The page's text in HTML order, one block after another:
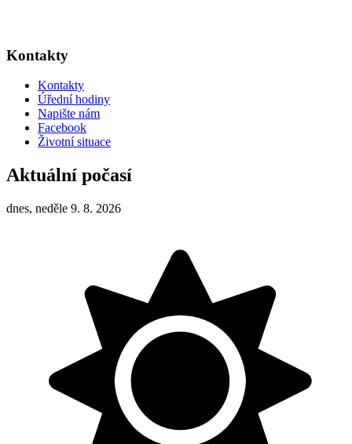
Kontakty
Kontakty
Úřední hodiny
Napište nám
Facebook
Životní situace
Aktuální počasí
dnes, neděle 9. 8. 2026